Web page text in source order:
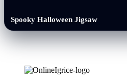
Spooky Halloween Jigsaw